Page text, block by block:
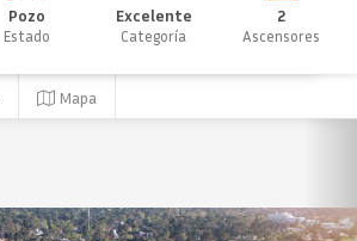
Pozo
Estado
Excelente
Categoría
2
Ascensores
Mapa